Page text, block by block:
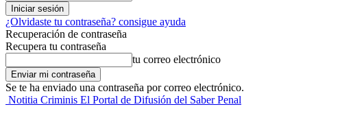
¿Olvidaste tu contraseña? consigue ayuda
Recuperación de contraseña
Recupera tu contraseña
tu correo electrónico
Se te ha enviado una contraseña por correo electrónico.
Notitia Criminis El Portal de Difusión del Saber Penal